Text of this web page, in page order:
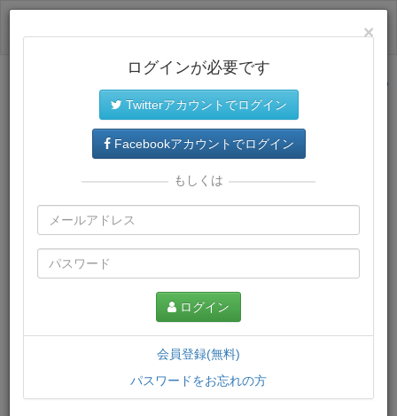
サイトトップに戻る
プレミアム会員では、教材がダウンロードでき、快適な動画
再生環境が提供されます。
×
ログインが必要です
Twitterアカウントでログイン
Facebookアカウントでログイン
もしくは
ログイン
会員登録(無料)
パスワードをお忘れの方